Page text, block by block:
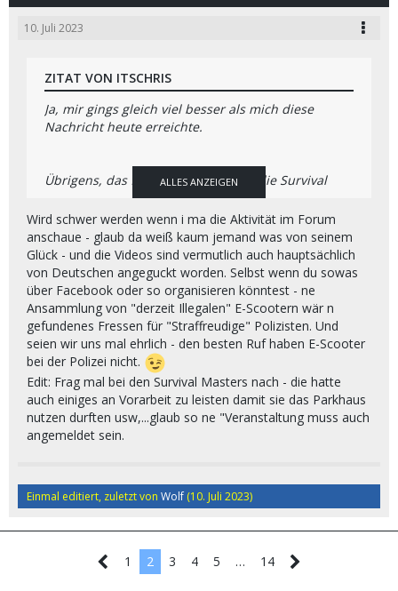
10. Juli 2023
ZITAT VON ITSCHRIS
Ja, mir gings gleich viel besser als mich diese
Nachricht heute erreichte.
Übrigens, das fiel mir vorhin ein .... die Survival
Masters haben ja hier das 2023er E-Scooter-Treffen
veranstaltet:
Da frage ich mich ob es nicht sinnvoll wäre wenn
sich die hierzulande und zur Zeit durch die "neue
ALLES ANZEIGEN
Wird schwer werden wenn i ma die Aktivität im Forum
anschaue - glaub da weiß kaum jemand was von seinem
Glück - und die Videos sind vermutlich auch hauptsächlich
von Deutschen angeguckt worden. Selbst wenn du sowas
über Facebook oder so organisieren könntest - ne
Ansammlung von "derzeit Illegalen" E-Scootern wär n
gefundenes Fressen für "Straffreudige" Polizisten. Und
seien wir uns mal ehrlich - den besten Ruf haben E-Scooter
bei der Polizei nicht.
Edit: Frag mal bei den Survival Masters nach - die hatte
auch einiges an Vorarbeit zu leisten damit sie das Parkhaus
nutzen durften usw,...glaub so ne "Veranstaltung muss auch
angemeldet sein.
Einmal editiert, zuletzt von Wolf (10. Juli 2023)
1 2 3 4 5 … 14